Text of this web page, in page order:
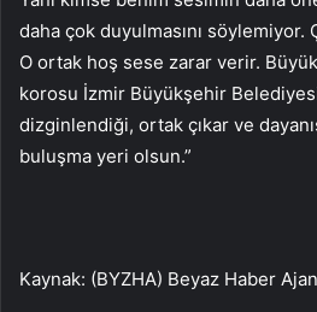
daha çok duyulmasını
O ortak hoş sese zarar verir.
korosu İzmir Büyükşehir
dizginlendiği, ortak çıkar ve
buluşma yeri olsun.”
Kaynak: (BYZHA) Beyaz Haber